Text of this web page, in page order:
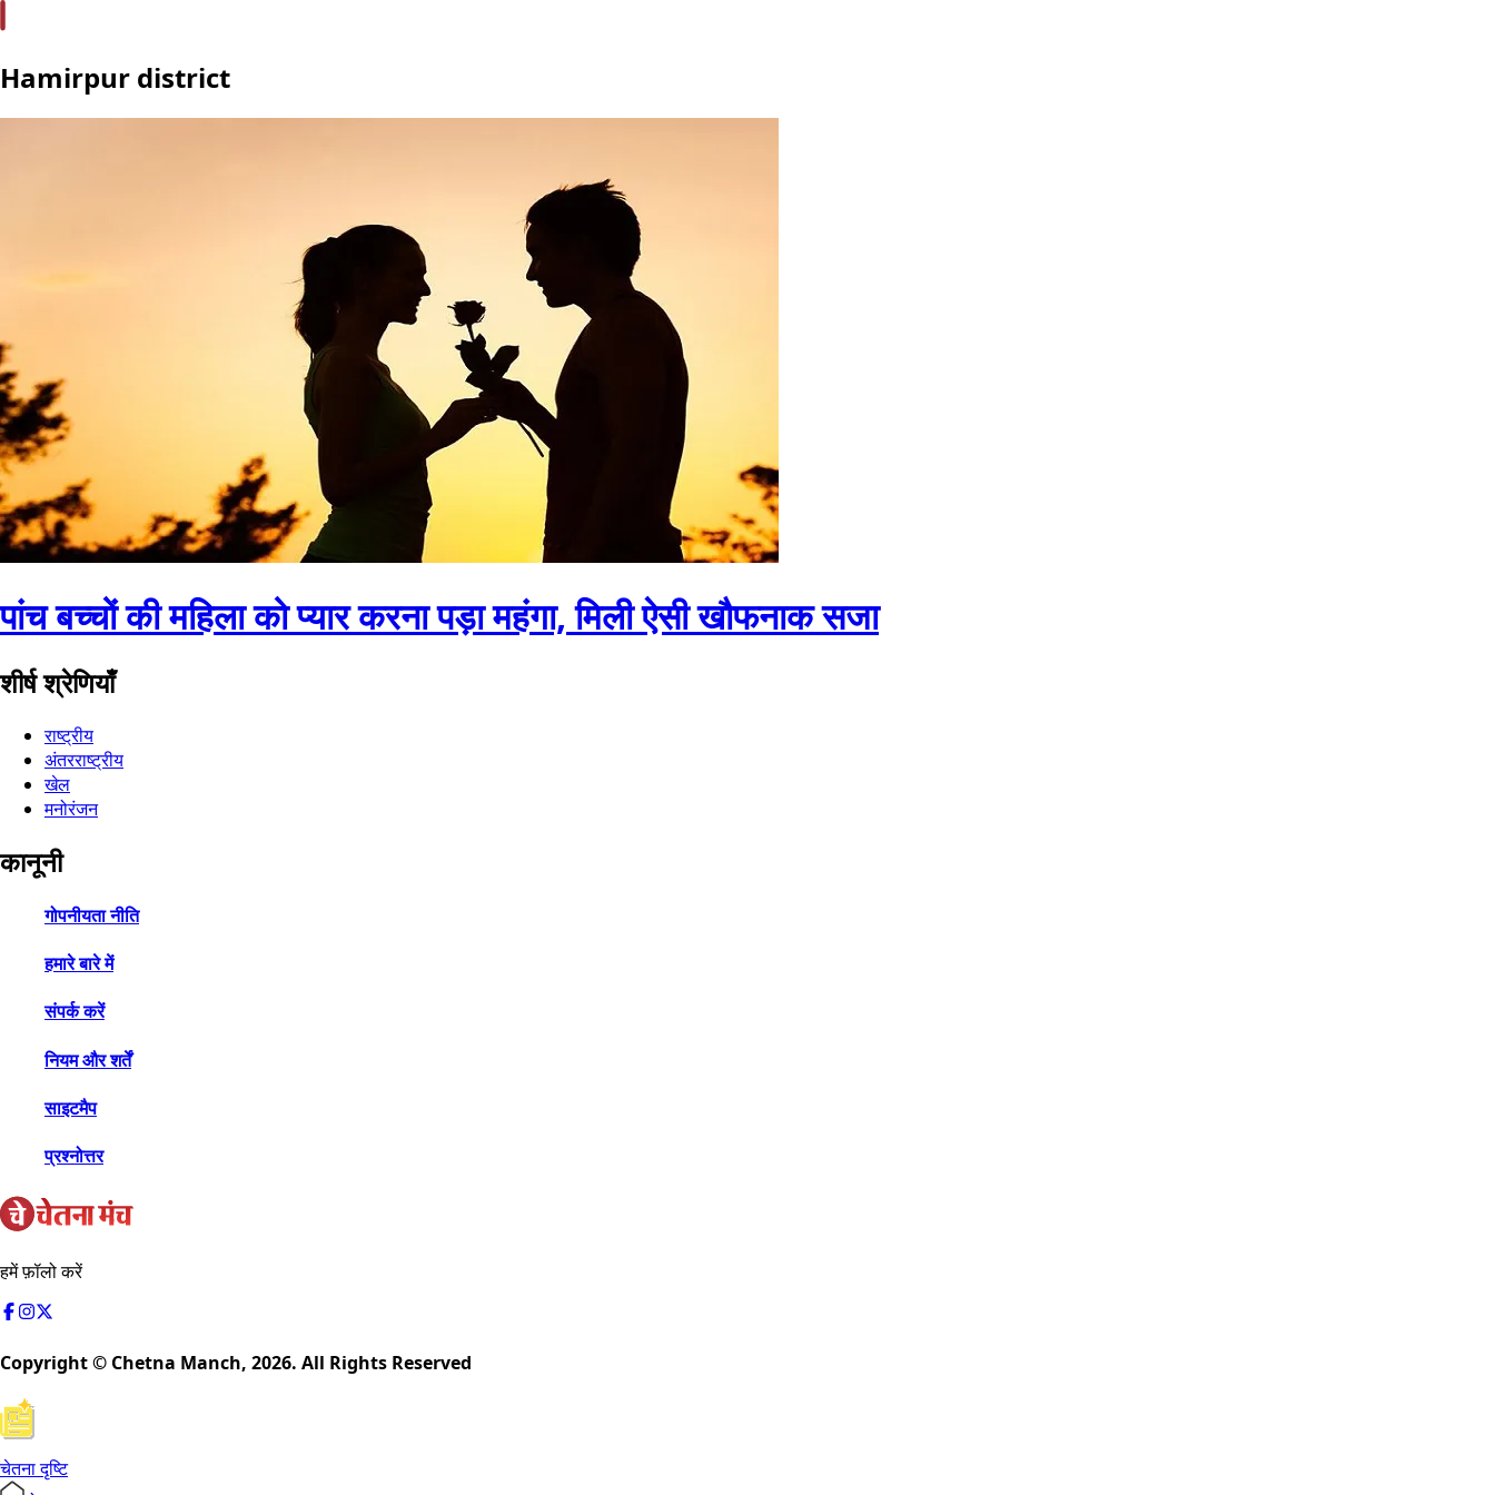
Hamirpur district
पांच बच्चों की महिला को प्यार करना पड़ा महंगा, मिली ऐसी खौफनाक सजा
शीर्ष श्रेणियाँ
राष्ट्रीय
अंतरराष्ट्रीय
खेल
मनोरंजन
कानूनी
गोपनीयता नीति
हमारे बारे में
संपर्क करें
नियम और शर्तें
साइटमैप
प्रश्नोत्तर
हमें फ़ॉलो करें
Copyright © Chetna Manch, 2026. All Rights Reserved
चेतना दृष्टि